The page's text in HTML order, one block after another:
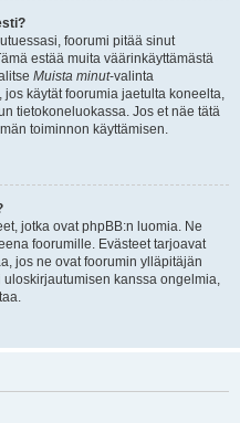
foorumi pitää sinut
estää muita väärinkäyttämästä
Muista minut-valinta
käytät foorumia jaetulta koneelta,
tietokoneluokassa. Jos et näe tätä
toiminnon käyttämisen.
jotka ovat phpBB:n luomia. Ne
foorumille. Evästeet tarjoavat
jos ne ovat foorumin ylläpitäjän
kanssa ongelmia,